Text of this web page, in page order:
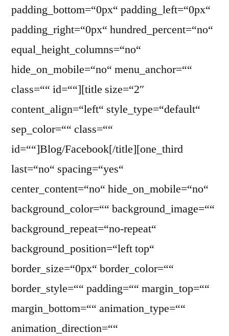
padding_bottom=“0px“ padding_left=“0px“
padding_right=“0px“ hundred_percent=“no“
equal_height_columns=“no“
hide_on_mobile=“no“ menu_anchor=““
class=““ id=““][title size=“2″
content_align=“left“ style_type=“default“
sep_color=““ class=““
id=““]Blog/Facebook[/title][one_third
last=“no“ spacing=“yes“
center_content=“no“ hide_on_mobile=“no“
background_color=““ background_image=““
background_repeat=“no-repeat“
background_position=“left top“
border_size=“0px“ border_color=““
border_style=““ padding=““ margin_top=““
margin_bottom=““ animation_type=““
animation_direction=““